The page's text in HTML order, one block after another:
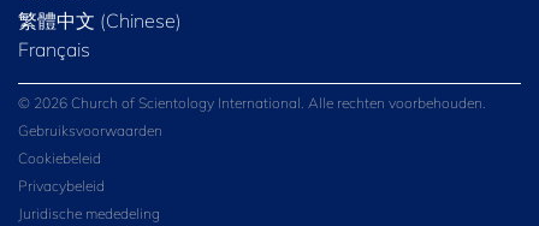
繁體中文 (Chinese)
Français
© 2026 Church of Scientology International. Alle rechten voorbehouden.
Gebruiksvoorwaarden
Cookiebeleid
Privacybeleid
Juridische mededeling